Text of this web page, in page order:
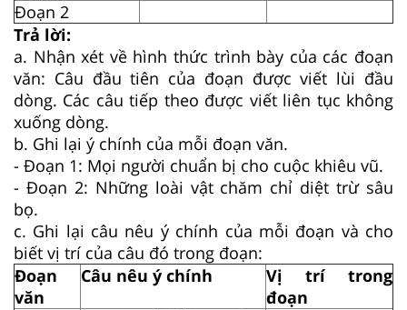
Đoạn 2
Trả lời:
a. Nhận xét về hình thức trình bày của các đoạn
văn: Câu đầu tiên của đoạn được viết lùi đầu
dòng. Các câu tiếp theo được viết liên tục không
xuống dòng.
b. Ghi lại ý chính của mỗi đoạn văn.
- Đoạn 1: Mọi người chuẩn bị cho cuộc khiêu vũ.
- Đoạn 2: Những loài vật chăm chỉ diệt trừ sâu
bọ.
c. Ghi lại câu nêu ý chính của mỗi đoạn và cho
biết vị trí của câu đó trong đoạn:
Đoạn
văn
Câu nêu ý chính
Vị trí trong
đoạn